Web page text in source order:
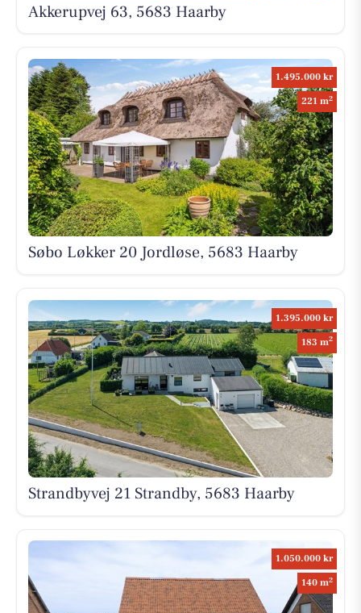
Akkerupvej 63, 5683 Haarby
1.495.000 kr
221 m2
Søbo Løkker 20 Jordløse, 5683 Haarby
1.395.000 kr
183 m2
Strandbyvej 21 Strandby, 5683 Haarby
1.050.000 kr
140 m2